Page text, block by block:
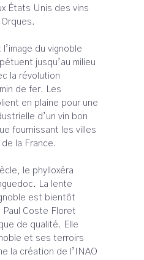
États Unis des vins
du vignoble
jusqu’au milieu
la révolution
de fer. Les
en plaine pour une
d’un vin bon
fournissant les villes
la France.
le phylloxéra
La lente
est bientôt
Paul Coste Floret
de qualité. Elle
et ses terroirs
la création de l’INAO